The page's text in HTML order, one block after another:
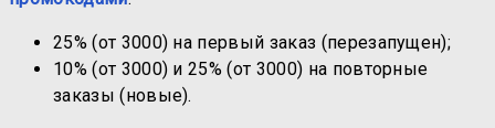
25% (от 3000) на первый заказ (перезапущен);
10% (от 3000) и 25% (от 3000) на повторные
заказы (новые).